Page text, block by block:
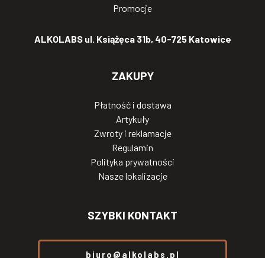
Promocje
ALKOLABS ul. Książęca 31b, 40-725 Katowice
ZAKUPY
Płatność i dostawa
Artykuły
Zwroty i reklamacje
Regulamin
Polityka prywatności
Nasze lokalizacje
SZYBKI KONTAKT
biuro@alkolabs.pl